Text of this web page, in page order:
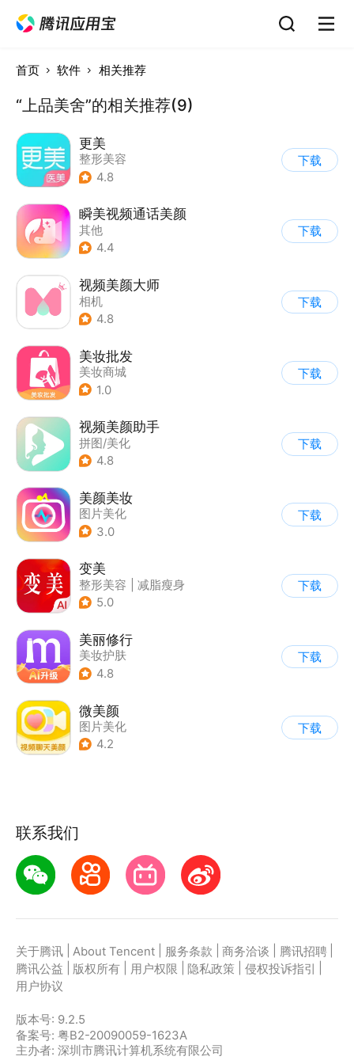
首页 软件 相关推荐
“上品美舍”的相关推荐(9)
更美
整形美容
4.8
下载
瞬美视频通话美颜
其他
4.4
下载
视频美颜大师
相机
4.8
下载
美妆批发
美妆商城
1.0
下载
视频美颜助手
拼图/美化
4.8
下载
美颜美妆
图片美化
3.0
下载
变美
整形美容
减脂瘦身
5.0
下载
美丽修行
美妆护肤
4.8
下载
微美颜
图片美化
4.2
下载
联系我们
关于腾讯 About Tencent 服务条款 商务洽谈 腾讯招聘
腾讯公益
版权所有 用户权限 隐私政策 侵权投诉指引
用户协议
版本号: 9.2.5
备案号: 粤B2-20090059-1623A
主办者: 深圳市腾讯计算机系统有限公司